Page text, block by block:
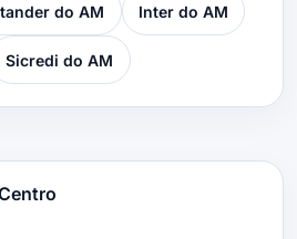
do AM Inter do AM
Sicredi do AM